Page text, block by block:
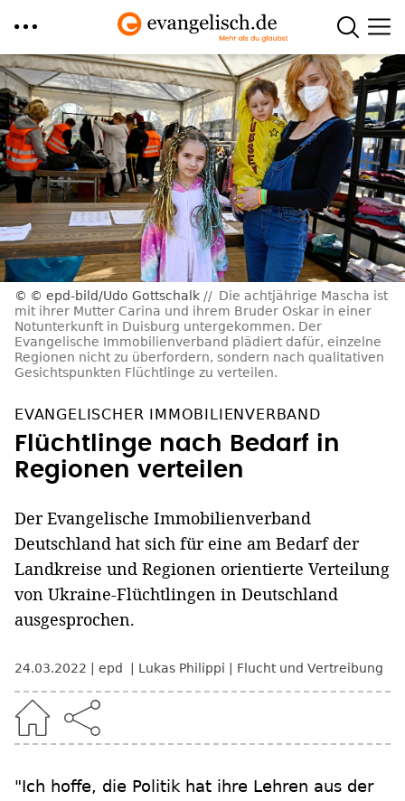
Direkt
zum
Inhalt
© epd-bild/Udo Gottschalk
Die achtjährige Mascha ist
mit ihrer Mutter Carina und ihrem Bruder Oskar in einer
Notunterkunft in Duisburg untergekommen. Der
Evangelische Immobilienverband plädiert dafür, einzelne
Regionen nicht zu überfordern, sondern nach qualitativen
Gesichtspunkten Flüchtlinge zu verteilen.
EVANGELISCHER IMMOBILIENVERBAND
Flüchtlinge nach Bedarf in
Regionen verteilen
Der Evangelische Immobilienverband
Deutschland hat sich für eine am Bedarf der
Landkreise und Regionen orientierte Verteilung
von Ukraine-Flüchtlingen in Deutschland
ausgesprochen.
24.03.2022 epd Lukas Philippi Flucht und Vertreibung
"Ich hoffe, die Politik hat ihre Lehren aus der